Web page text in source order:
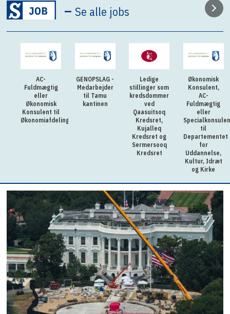
–Se alle jobs
AC-
Fuldmægtig
eller
Økonomisk
Konsulent til
Økonomiafdelingen
GENOPSLAG -
Medarbejder
til Tamu
kantinen
Ledige
stillinger som
kredsdommer
ved
Qaasuitsoq
Kredsret,
Kujalleq
Kredsret og
Sermersooq
Kredsret
Økonomisk
Konsulent,
AC-
Fuldmægtig
eller
til
Departementet
for
Uddannelse,
Kultur, Idræt
og Kirke